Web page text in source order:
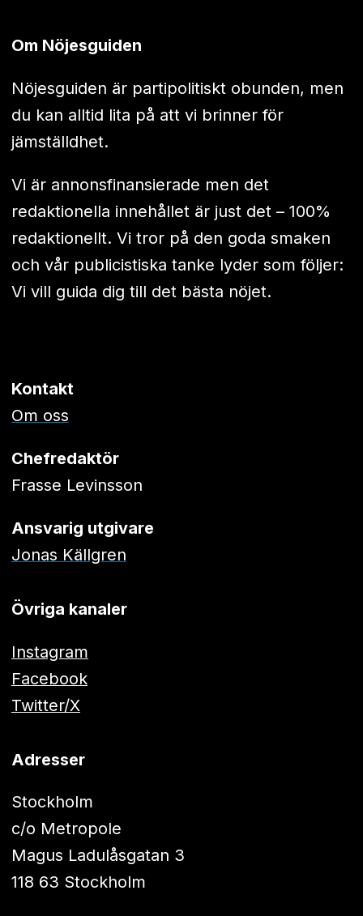
Om Nöjesguiden
Nöjesguiden är partipolitiskt obunden, men
du kan alltid lita på att vi brinner för
jämställdhet.
Vi är annonsfinansierade men det
redaktionella innehållet är just det – 100%
redaktionellt. Vi tror på den goda smaken
och vår publicistiska tanke lyder som följer:
Vi vill guida dig till det bästa nöjet.
Kontakt
Om oss
Chefredaktör
Frasse Levinsson
Ansvarig utgivare
Jonas Källgren
Övriga kanaler
Instagram
Facebook
Twitter/X
Adresser
Stockholm
c/o Metropole
Magus Ladulåsgatan 3
118 63 Stockholm